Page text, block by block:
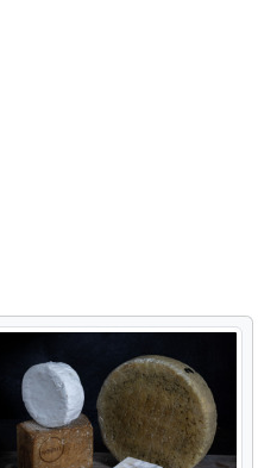
salātiem, u.c. ēdieniem;
no "Sevišķās "rupjmaizes